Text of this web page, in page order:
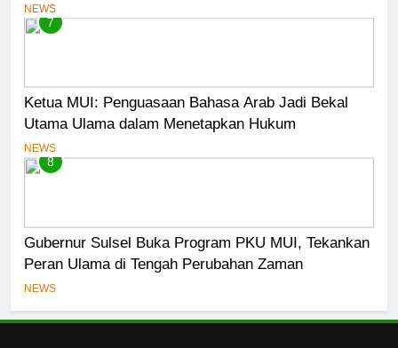
NEWS
7
Ketua MUI: Penguasaan Bahasa Arab Jadi Bekal
Utama Ulama dalam Menetapkan Hukum
NEWS
8
Gubernur Sulsel Buka Program PKU MUI, Tekankan
Peran Ulama di Tengah Perubahan Zaman
NEWS